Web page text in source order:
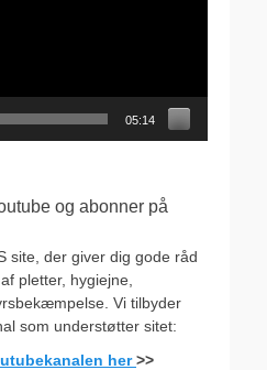
05:14
og abonner på
site, der giver dig gode råd
pletter, hygiejne,
Vi tilbyder
som understøtter sitet:
her>>